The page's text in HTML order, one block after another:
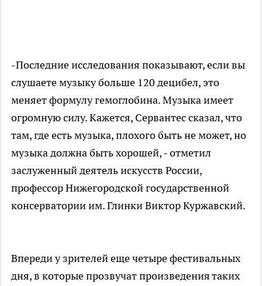
-Последние исследования показывают, если вы
слушаете музыку больше 120 децибел, это
меняет формулу гемоглобина. Музыка имеет
огромную силу. Кажется, Сервантес сказал, что
там, где есть музыка, плохого быть не может, но
музыка должна быть хорошей, - отметил
заслуженный деятель искусств России,
профессор Нижегородской государственной
консерватории им. Глинки Виктор Куржавский.
Впереди у зрителей еще четыре фестивальных
дня, в которые прозвучат произведения таких